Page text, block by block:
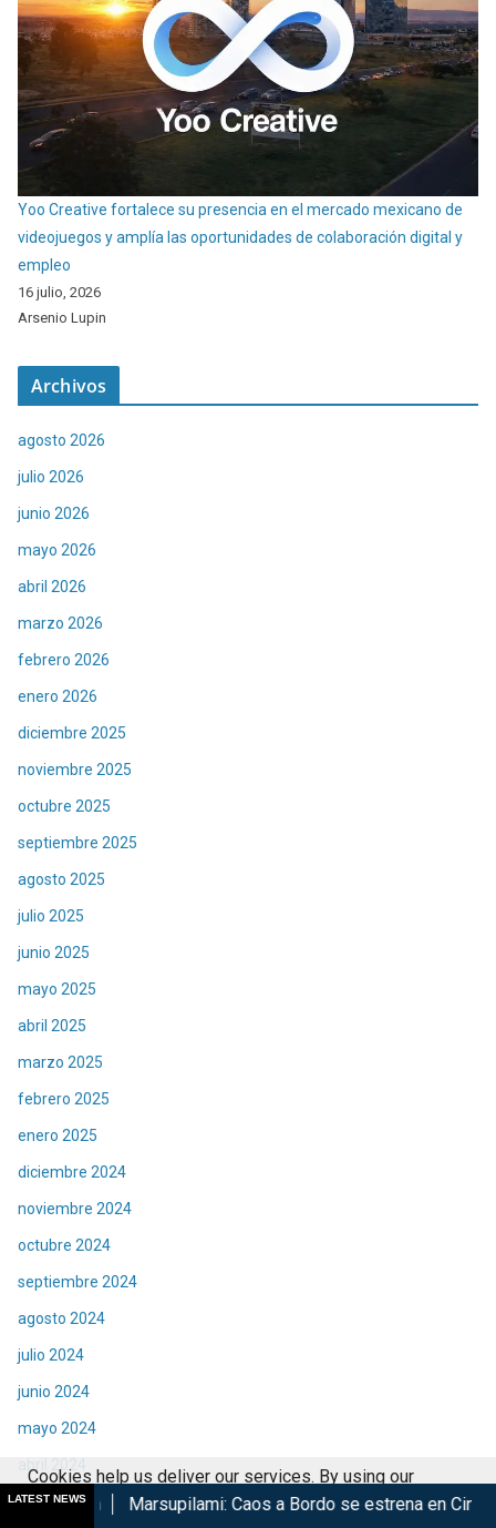
Yoo Creative fortalece su presencia en el mercado mexicano de
videojuegos y amplía las oportunidades de colaboración digital y
empleo
16 julio, 2026
Arsenio Lupin
Archivos
agosto 2026
julio 2026
junio 2026
mayo 2026
abril 2026
marzo 2026
febrero 2026
enero 2026
diciembre 2025
noviembre 2025
octubre 2025
septiembre 2025
agosto 2025
julio 2025
junio 2025
mayo 2025
abril 2025
marzo 2025
febrero 2025
enero 2025
diciembre 2024
noviembre 2024
octubre 2024
septiembre 2024
agosto 2024
julio 2024
junio 2024
mayo 2024
marzo 2024
LATEST NEWSCaos a Bordo se estrena en Cinépolis Harry
Cookies help us deliver our services. By using our
services, you agree to our use of cookies.
Got it